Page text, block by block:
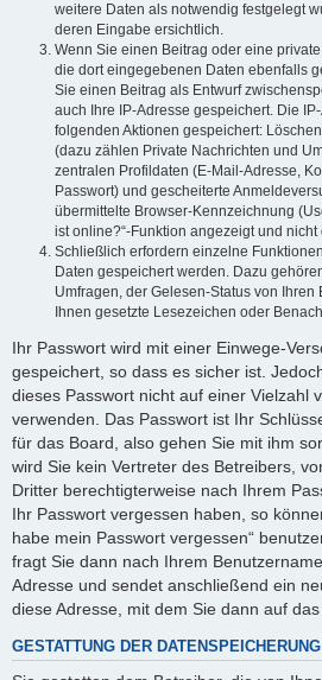
weitere Daten als notwendig festgelegt
deren Eingabe ersichtlich.
Wenn Sie einen Beitrag oder eine
die dort eingegebenen Daten ebenfalls
Sie einen Beitrag als Entwurf
auch Ihre IP-Adresse gespeichert. Die
folgenden Aktionen gespeichert:
(dazu zählen Private Nachrichten und
zentralen Profildaten (E-Mail-Adresse,
Passwort) und gescheiterte
übermittelte Browser-Kennzeichnung
ist online?“-Funktion angezeigt und
Schließlich erfordern einzelne
Daten gespeichert werden. Dazu
Umfragen, der Gelesen-Status von
Ihnen gesetzte Lesezeichen oder
Ihr Passwort wird mit einer Einwege-
gespeichert, so dass es sicher ist.
dieses Passwort nicht auf einer Vielzahl
verwenden. Das Passwort ist Ihr
für das Board, also gehen Sie mit ihm
wird Sie kein Vertreter des Betreibers,
Dritter berechtigterweise nach Ihrem
Ihr Passwort vergessen haben, so
habe mein Passwort vergessen“
fragt Sie dann nach Ihrem
Adresse und sendet anschließend ein
diese Adresse, mit dem Sie dann auf
GESTATTUNG DER DATENSPEICHERUNG